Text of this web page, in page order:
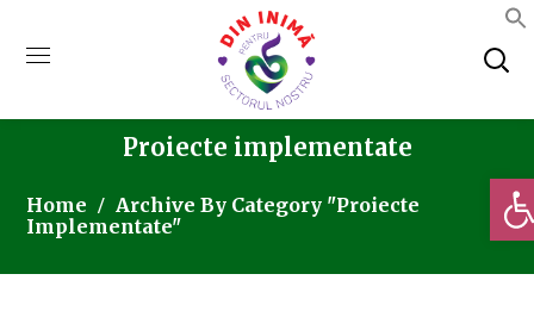
Proiecte implementate
Home
Archive By Category "Proiecte
Implementate"